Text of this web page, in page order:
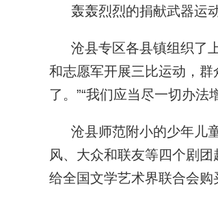
轰轰烈烈的捐献武器运
沧县专区各县镇组织了
和志愿军开展三比运动，
了。”“我们应当尽一切办
沧县师范附小的少年儿
风、大众和联友等四个剧
给全国文学艺术界联合会购